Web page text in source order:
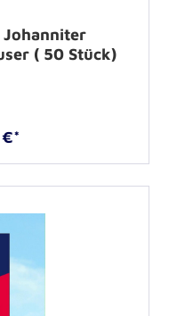
( 50 Stück)